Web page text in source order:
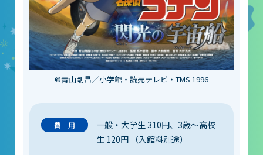
常設展示室
大村智名誉館長
サイエンスショーブース
中庭テラス
©青山剛昌／小学館・読売テレビ・TMS 1996
一般・大学生 310円、3歳～高校
生 120円 （入館料別途）